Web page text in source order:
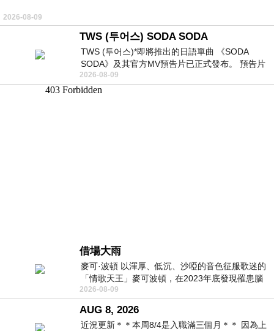
2026-08-09
TWS (투어스) SODA SODA
TWS (투어스)*即將推出的日語單曲 《SODA
SODA》及其官方MV預告片已正式發布。 預告片
一經發布， 就引發了粉絲們對這次夏季回
2026-08-09
借場大雨
麥可·波頓 以渾厚、低沉、沙啞的音色征服歌迷的
「情歌天王」麥可波頓，在2023年底發現罹患腦
瘤「祈禱早日康復，一切都好」。
2026-08-09
AUG 8, 2026
近況更新＊＊本周8/4是入職滿三個月＊＊ 因為上